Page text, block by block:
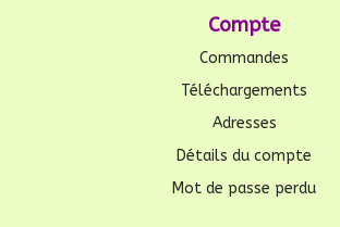
Compte
Commandes
Téléchargements
Adresses
Détails du compte
Mot de passe perdu